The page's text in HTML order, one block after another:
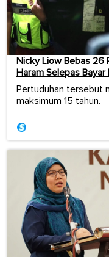
Nicky Liow Bebas 26
Haram Selepas Bayar
Pertuduhan tersebut
maksimum 15 tahun.